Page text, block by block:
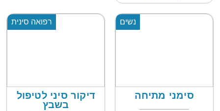
נשים
סימני מתיחה
רפואה סינית
דיקור סיני לטיפול
בשבץ